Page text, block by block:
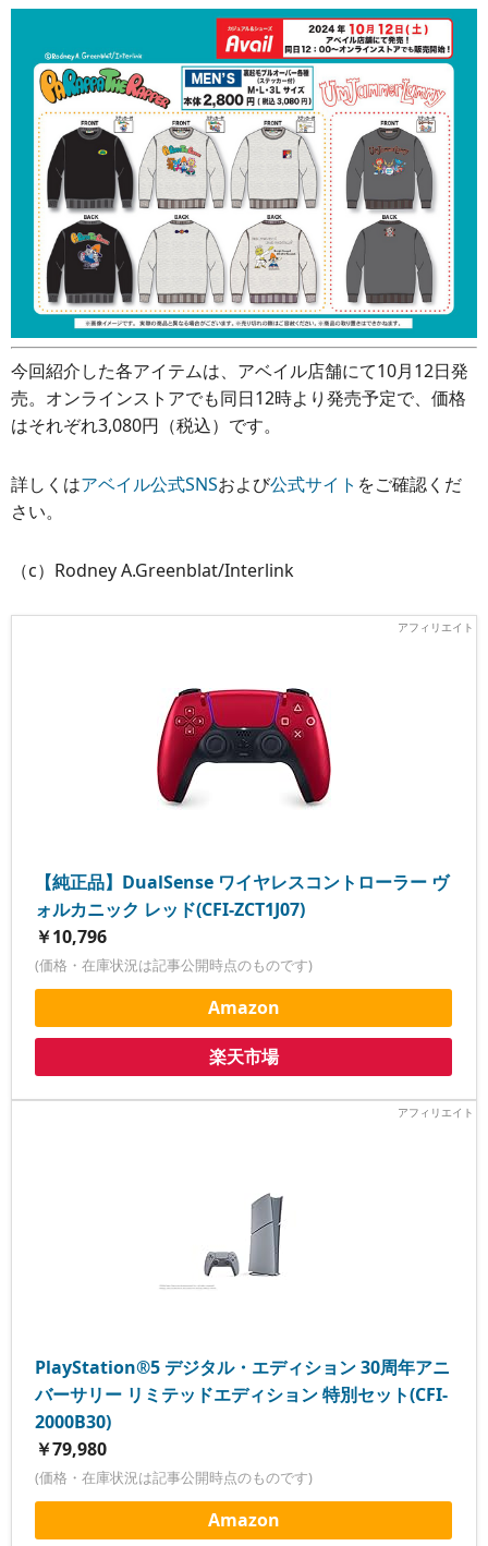
今回紹介した各アイテムは、アベイル店舗にて10月12日発
売。オンラインストアでも同日12時より発売予定で、価格
はそれぞれ3,080円（税込）です。
詳しくはアベイル公式SNSおよび公式サイト をご確認くだ
さい。
（c）Rodney A.Greenblat/Interlink
【純正品】DualSense ワイヤレスコントローラー ヴ
ォルカニック レッド(CFI-ZCT1J07)
￥10,796
(価格・在庫状況は記事公開時点のものです)
Amazon
楽天市場
PlayStation®5 デジタル・エディション 30周年アニ
バーサリー リミテッドエディション 特別セット(CFI-
2000B30)
￥79,980
(価格・在庫状況は記事公開時点のものです)
Amazon